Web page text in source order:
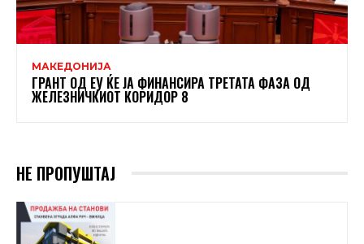
МАКЕДОНИЈА
ГРАНТ ОД ЕУ ЌЕ ЈА ФИНАНСИРА ТРЕТАТА ФАЗА ОД
ЖЕЛЕЗНИЧКИОТ КОРИДОР 8
НЕ ПРОПУШТАЈ